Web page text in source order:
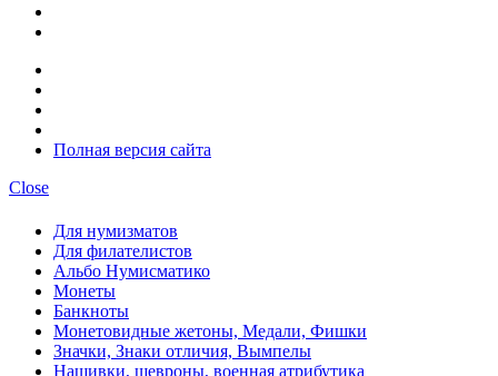
Полная версия сайта
Close
Для нумизматов
Для филателистов
Альбо Нумисматико
Монеты
Банкноты
Монетовидные жетоны, Медали, Фишки
Значки, Знаки отличия, Вымпелы
Нашивки, шевроны, военная атрибутика